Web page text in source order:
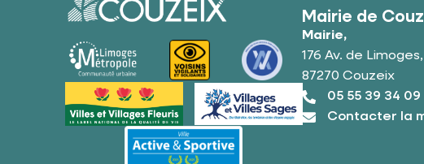
Mairie de
Mairie,
176 Av. de Limoges,
87270 Couzeix
05 55 39 34 09
Contacter la